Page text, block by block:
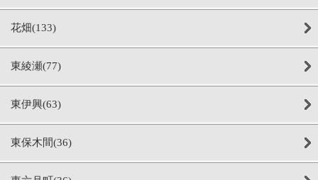
花畑(133)
東綾瀬(77)
東伊興(63)
東保木間(36)